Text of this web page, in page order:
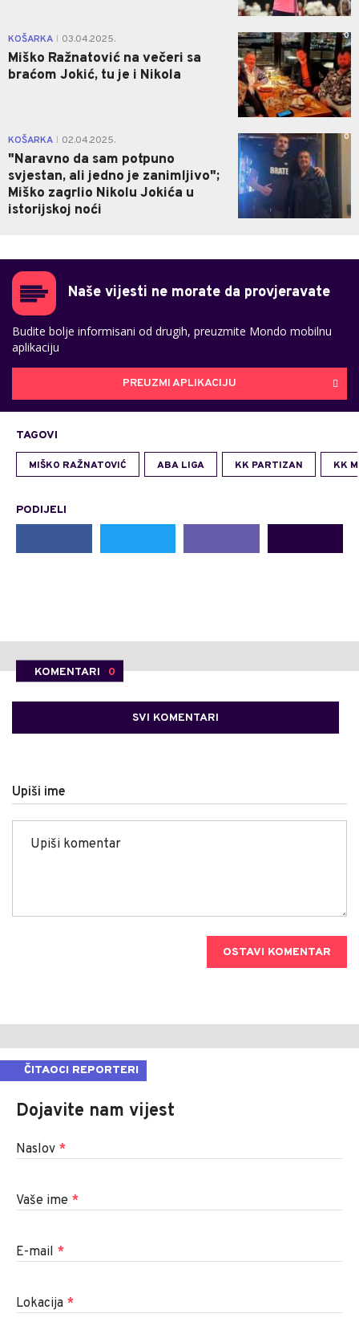
KOŠARKA 03.04.2025.
Miško Ražnatović na večeri sa
braćom Jokić, tu je i Nikola
0
KOŠARKA 02.04.2025.
"Naravno da sam potpuno
svjestan, ali jedno je zanimljivo";
Miško zagrlio Nikolu Jokića u
istorijskoj noći
0
Naše vijesti ne morate da provjeravate
Budite bolje informisani od drugih, preuzmite Mondo mobilnu
aplikaciju
PREUZMI APLIKACIJU
TAGOVI
MIŠKO RAŽNATOVIĆ ABA LIGA KK PARTIZAN KK
PODIJELI
KOMENTARI 0
SVI KOMENTARI
Upiši ime
OSTAVI KOMENTAR
ČITAOCI REPORTERI
Dojavite nam vijest
Naslov *
Vaše ime *
E-mail *
Lokacija *